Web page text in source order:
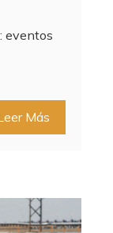
eventos
Más